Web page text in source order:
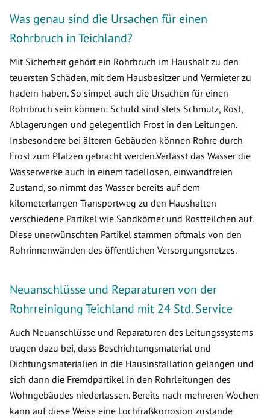
Was genau sind die Ursachen für einen
Rohrbruch in Teichland?
Mit Sicherheit gehört ein Rohrbruch im Haushalt zu den
teuersten Schäden, mit dem Hausbesitzer und Vermieter zu
hadern haben. So simpel auch die Ursachen für einen
Rohrbruch sein können: Schuld sind stets Schmutz, Rost,
Ablagerungen und gelegentlich Frost in den Leitungen.
Insbesondere bei älteren Gebäuden können Rohre durch
Frost zum Platzen gebracht werden.Verlässt das Wasser die
Wasserwerke auch in einem tadellosen, einwandfreien
Zustand, so nimmt das Wasser bereits auf dem
kilometerlangen Transportweg zu den Haushalten
verschiedene Partikel wie Sandkörner und Rostteilchen auf.
Diese unerwünschten Partikel stammen oftmals von den
Rohrinnenwänden des öffentlichen Versorgungsnetzes.
Neuanschlüsse und Reparaturen von der
Rohrreinigung Teichland mit 24 Std. Service
Auch Neuanschlüsse und Reparaturen des Leitungssystems
tragen dazu bei, dass Beschichtungsmaterial und
Dichtungsmaterialien in die Hausinstallation gelangen und
sich dann die Fremdpartikel in den Rohrleitungen des
Wohngebäudes niederlassen. Bereits nach mehreren Wochen
kann auf diese Weise eine Lochfraßkorrosion zustande